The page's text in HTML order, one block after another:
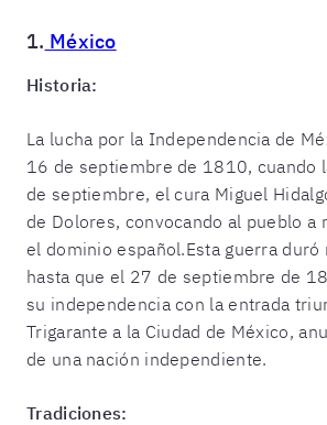
1. México
Historia:
La lucha por la Independencia de
16 de septiembre de 1810, cuando
de septiembre, el cura Miguel
de Dolores, convocando al pueblo a
el dominio español.Esta guerra duró
hasta que el 27 de septiembre de
su independencia con la entrada
Trigarante a la Ciudad de México,
de una nación independiente.
Tradiciones: